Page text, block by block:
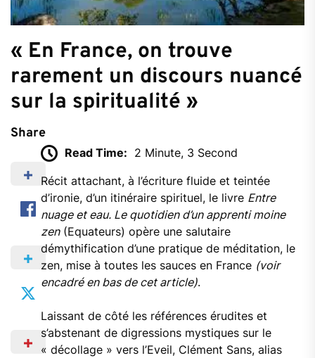
« En France, on trouve
rarement un discours nuancé
sur la spiritualité »
Share
Read Time: 2 Minute, 3 Second
Récit attachant, à l’écriture fluide et teintée
d’ironie, d’un itinéraire spirituel, le livre Entre
nuage et eau. Le quotidien d’un apprenti moine
zen(Equateurs) opère une salutaire
démythification d’une pratique de méditation, le
zen, mise à toutes les sauces en France (voir
encadré en bas de cet article).
Laissant de côté les références érudites et
s’abstenant de digressions mystiques sur le
« décollage » vers l’Eveil, Clément Sans, alias